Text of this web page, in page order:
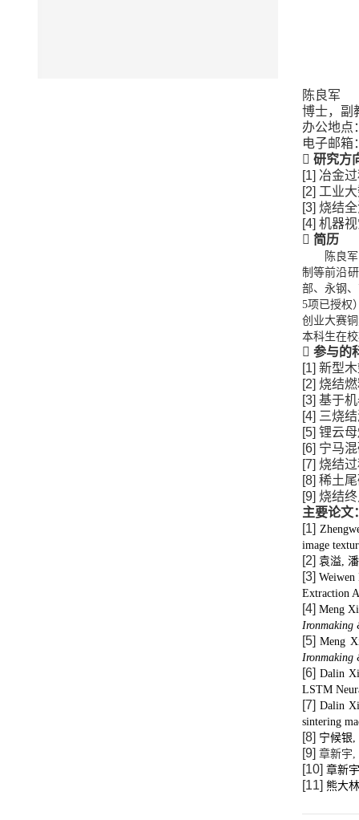
陈良军
博士，副
办公地点
电子邮箱
研究方
冶金
工业
烧结
机器
简历
陈良
制等前沿
部、永钢
5项已授权
创业大赛
本科生在
参与的
新型
烧结
基于
三烧
锂云
宁马
烧结
稀土
烧结
主要论文
image
袁溢,
Weiwen
Extraction
Meng
Ironmaking
Meng
Ironmaking
Dalin
LSTM
Dalin
sintering
宁候银,
章新宇
章新宇
熊大林